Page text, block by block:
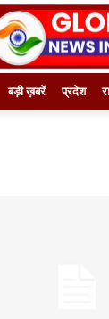
बड़ी ख़बरें प्रदेश